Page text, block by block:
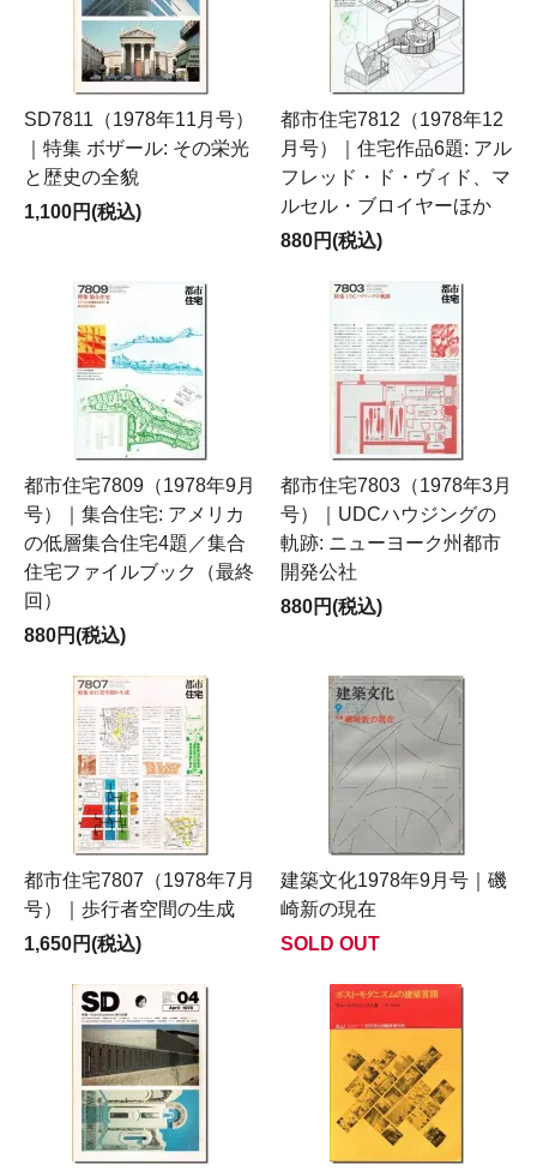
SD7811（1978年11月号）
｜特集 ボザール: その栄光
と歴史の全貌
1,100円(税込)
都市住宅7812（1978年12
月号）｜住宅作品6題: アル
フレッド・ド・ヴィド、マ
ルセル・ブロイヤーほか
880円(税込)
都市住宅7809（1978年9月
号）｜集合住宅: アメリカ
の低層集合住宅4題／集合
住宅ファイルブック（最終
回）
880円(税込)
都市住宅7803（1978年3月
号）｜UDCハウジングの
軌跡: ニューヨーク州都市
開発公社
880円(税込)
都市住宅7807（1978年7月
号）｜歩行者空間の生成
1,650円(税込)
建築文化1978年9月号｜磯
崎新の現在
SOLD OUT